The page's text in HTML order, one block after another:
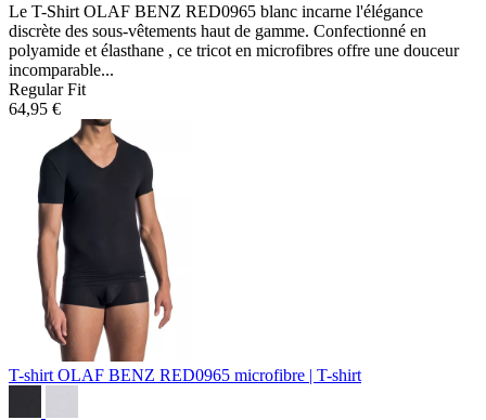
Le T-Shirt OLAF BENZ RED0965 blanc incarne l'élégance
discrète des sous-vêtements haut de gamme. Confectionné en
polyamide et élasthane , ce tricot en microfibres offre une douceur
incomparable...
Regular Fit
64,95 €
T-shirt OLAF BENZ RED0965 microfibre | T-shirt